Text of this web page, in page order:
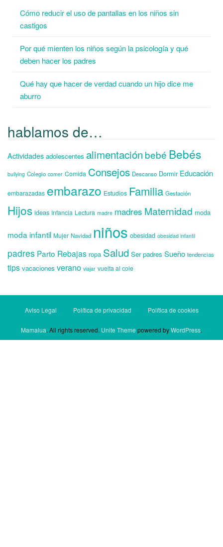
Cómo reducir el uso de pantallas en los niños sin
castigos
Por qué mienten los niños según la psicología y qué
deben hacer los padres
Qué hay que hacer de verdad cuando un hijo dice me
aburro
hablamos de…
Actividades adolescentes alimentación bebé Bebés
bullying Colegio comer Comida Consejos Descanso Dormir Educación
embarazadas embarazo Estudios Familia Gestación
Hijos ideas Infancia Lectura madre madres Maternidad moda
moda infantil Mujer Navidad niños obesidad obesidad infantil
padres Parto Rebajas ropa Salud Ser padres Sueño tendencias
tips vacaciones verano viajar vuelta al cole
Aviso Legal Política de privacidad Política de cookies
Mamalua. All rights reserved. Unite Themepowered byWordPress.